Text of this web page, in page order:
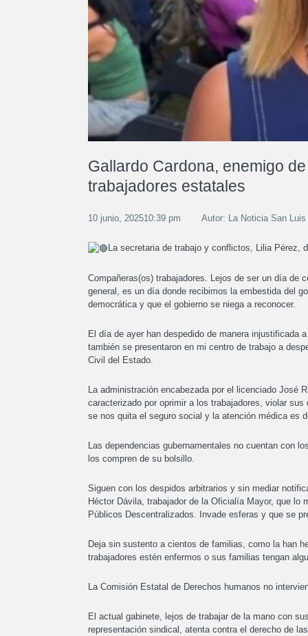
Gallardo Cardona, enemigo
trabajadores estatales
10 junio, 202510:39 pm Autor: La Noticia San Luis
La secretaria de trabajo y conflictos, Lilia Pérez,
Compañeras(os) trabajadores. Lejos de ser un día de
general, es un día donde recibimos la embestida del
democrática y que el gobierno se niega a reconocer.
El día de ayer han despedido de manera injustificada
también se presentaron en mi centro de trabajo a
Civil del Estado.
La administración encabezada por el licenciado José
caracterizado por oprimir a los trabajadores, violar
se nos quita el seguro social y la atención médica es
Las dependencias gubernamentales no cuentan con
los compren de su bolsillo.
Siguen con los despidos arbitrarios y sin mediar
Héctor Dávila, trabajador de la Oficialía Mayor, que lo
Públicos Descentralizados. Invade esferas y que se
Deja sin sustento a cientos de familias, como la han
trabajadores estén enfermos o sus familias tengan
La Comisión Estatal de Derechos humanos no
El actual gabinete, lejos de trabajar de la mano con
representación sindical, atenta contra el derecho de